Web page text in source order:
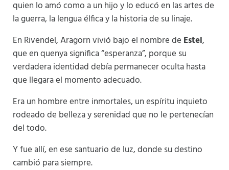
quien lo amó como a un hijo y lo educó en las artes de
la guerra, la lengua élfica y la historia de su linaje.
En Rivendel, Aragorn vivió bajo el nombre de Estel,
que en quenya significa “esperanza”, porque su
verdadera identidad debía permanecer oculta hasta
que llegara el momento adecuado.
Era un hombre entre inmortales, un espíritu inquieto
rodeado de belleza y serenidad que no le pertenecían
del todo.
Y fue allí, en ese santuario de luz, donde su destino
cambió para siempre.